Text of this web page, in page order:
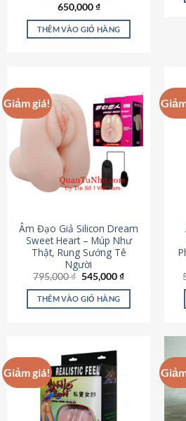
Được xếp
hạng4.75
5 sao
650,000₫
THÊM VÀO GIỎ HÀNG
Giảm giá!
Âm Đạo Giả Silicon Dream
Sweet Heart – Múp Như
Thật, Rung Sướng Tê
Người
795,000₫ Giá
là:
795,000 ₫.
545,000₫Giá
tại
545,000 ₫.
THÊM VÀO GIỎ HÀNG
Giảm giá!